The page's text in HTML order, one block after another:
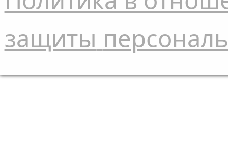
защиты